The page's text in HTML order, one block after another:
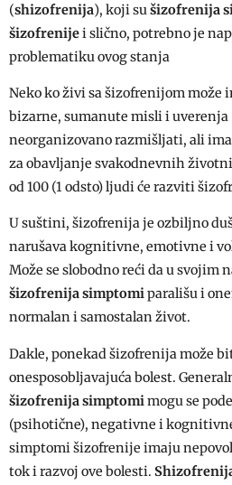
(shizofrenija), koji su šizofrenija
šizofrenijei slično, potrebno je
problematiku ovog stanja
Neko ko živi sa šizofrenijom može
bizarne, sumanute misli i uverenja
neorganizovano razmišljati, ali
za obavljanje svakodnevnih
od 100 (1 odsto) ljudi će razviti
U suštini, šizofrenija je ozbiljno
narušava kognitivne, emotivne i
Može se slobodno reći da u svojim
šizofrenija simptomiparališu i
normalan i samostalan život.
Dakle, ponekad šizofrenija može
onesposobljavajuća bolest.
šizofrenija simptomimogu se
(psihotične), negativne i
simptomi šizofrenije imaju
tok i razvoj ove bolesti.